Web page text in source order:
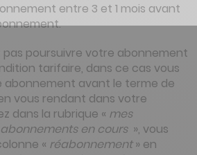
entre 3 et 1 mois avant
pas poursuivre votre abonnement
tarifaire, dans ce cas vous
abonnement avant le terme de
vous rendant dans votre
dans la rubrique « mes
en cours », vous
« réabonnement» en